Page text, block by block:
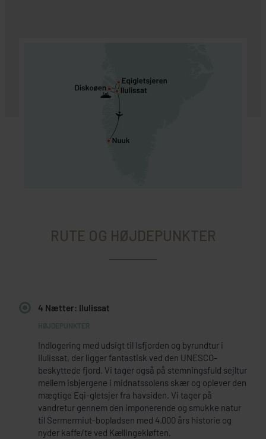
RUTE OG HØJDEPUNKTER
4 Nætter: Ilulissat
Indlogering med udsigt til Isfjorden og byrundtur i
Ilulissat, der ligger fantastisk ved den UNESCO-
beskyttede fjord. Vi tager også på stemningsfuld sejltur
mellem isbjergene i midnatssolens skær og oplever den
mægtige Eqi-gletsjer fra havsiden. Vi tager på
vandretur gennem den imponerende og smukke natur
til Sermermiut-bopladsen med 4.000 års historie og
nyder kaffe/te ved Kællingekløften.